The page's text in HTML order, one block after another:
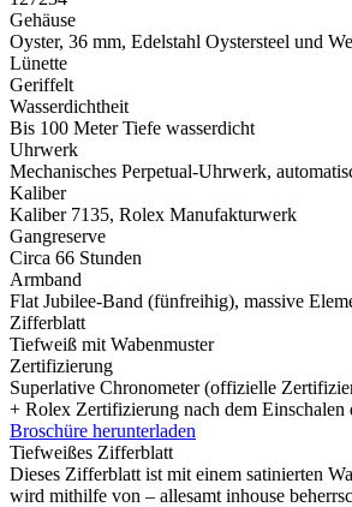
Gehäuse
Oyster, 36 mm, Edelstahl Oystersteel und
Lünette
Geriffelt
Wasserdichtheit
Bis 100 Meter Tiefe wasserdicht
Uhrwerk
Mechanisches Perpetual-Uhrwerk,
Kaliber
Kaliber 7135, Rolex Manufakturwerk
Gangreserve
Circa 66 Stunden
Armband
Flat Jubilee-Band (fünfreihig), massive
Zifferblatt
Tiefweiß mit Wabenmuster
Zertifizierung
Superlative Chronometer (offizielle
+ Rolex Zertifizierung nach dem Einschalen
Broschüre herunterladen
Tiefweißes Zifferblatt
Dieses Zifferblatt ist mit einem satinierten
wird mithilfe von – allesamt inhouse